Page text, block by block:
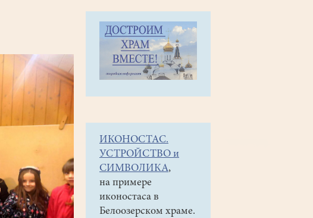
ИКОНОСТАС.
УСТРОЙСТВО и
СИМВОЛИКА,
на примере
иконостаса в
Белоозерском храме.